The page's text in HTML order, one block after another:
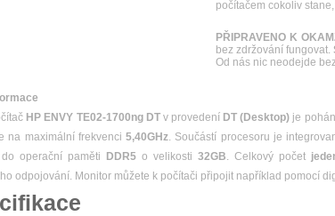
počítačem cokoliv stane,
PŘIPRAVENO K
bez zdržování fungovat.
Od nás nic neodejde
HP ENVY TE02-1700ng DTv provedení DT (Desktop) je
na maximální frekvenci 5,40GHz. Součástí procesoru je
operační paměti
DDR5 o velikosti 32GB. Celkový počet
odpojování. Monitor můžete k počítači připojit například pomocí